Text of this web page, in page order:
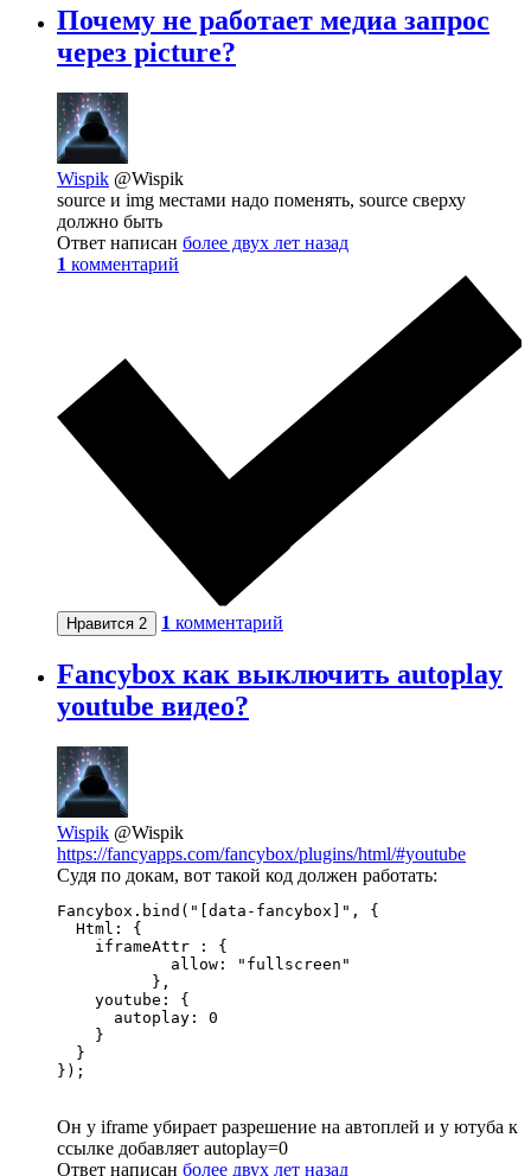
Почему не работает медиа запрос
через picture?
Wispik @Wispik
source и img местами надо поменять, source сверху
должно быть
Ответ написан более двух лет назад
1 комментарий
Нравится 2 1 комментарий
Fancybox как выключить autoplay
youtube видео?
Wispik @Wispik
https://fancyapps.com/fancybox/plugins/html/#youtube
Судя по докам, вот такой код должен работать:
Fancybox.bind("[data-fancybox]", {
  Html: {
    iframeAttr : {
            allow: "fullscreen"
          },
    youtube: {
      autoplay: 0
    }
  }
});
Он у iframe убирает разрешение на автоплей и у ютуба к
ссылке добавляет autoplay=0
Ответ написан более двух лет назад